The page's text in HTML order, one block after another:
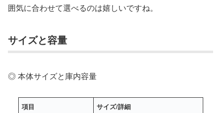
囲気に合わせて選べるのは嬉しいですね。
サイズと容量
◎ 本体サイズと庫内容量
項目 サイズ/詳細